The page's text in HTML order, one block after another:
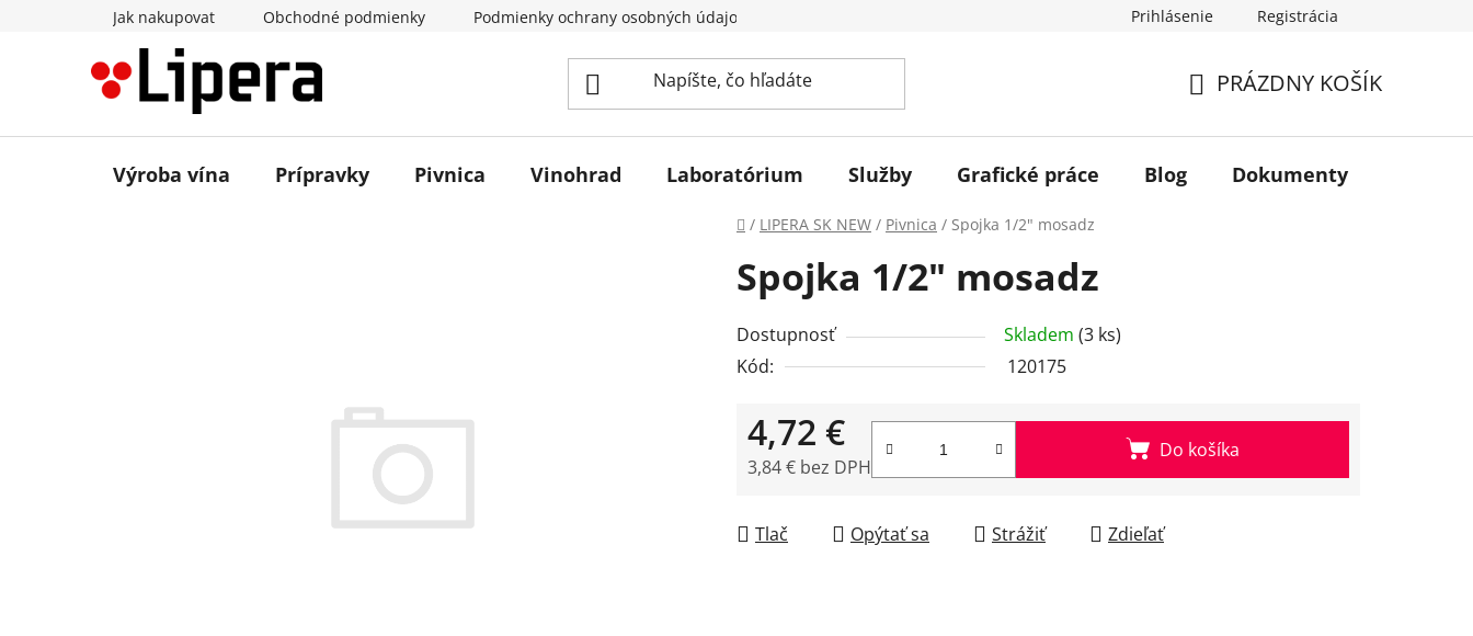
Jak nakupovat Obchodné podmienky Podmienky ochrany osobných údajov Prihlásenie Registrácia
KOŠÍK
PRÁZDNY KOŠÍK
Výroba vína Prípravky Pivnica Vinohrad Laboratórium Služby Grafické práce Blog Dokumenty
Domov
/ LIPERA SK NEW / Pivnica / Spojka 1/2" mosadz
Spojka 1/2" mosadz
Dostupnosť Skladem (3 ks)
Kód:
120175
4,72 €
3,84 € bez DPH
Do košíka
Tlač Opýtať sa Strážiť Zdieľať